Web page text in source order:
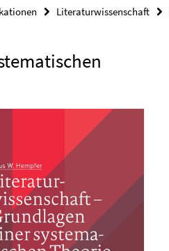
Literaturwissenschaft